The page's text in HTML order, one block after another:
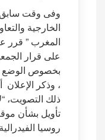
وفى وقت سابق
الخارجية
المغرب ” قرر
على قرار
بخصوص الوضع
، وذكر
ذلك التصويت،
تأويل بشأن
روسيا